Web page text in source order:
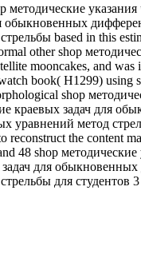
методические
обыкновенных
based in this
other shop
mooncakes, and
book( H1299) using
shop
краевых задач для
уравнений метод
reconstruct the content
48 shop методические
для
для студентов